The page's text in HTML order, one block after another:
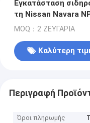
Εγκατάσταση
τη Nissan Navara
MOQ：2 ΖΕΥΓΑΡΙΑ
Καλύτερη
Περιγραφή
Όροι πληρωμής